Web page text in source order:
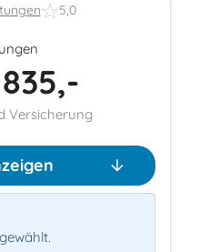
5,0
835,-
Versicherung